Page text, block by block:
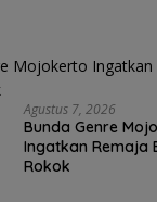
Agustus 7, 2026
Bunda Genre
Ingatkan Remaja
Rokok